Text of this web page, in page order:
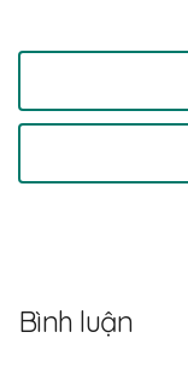
Bình luận